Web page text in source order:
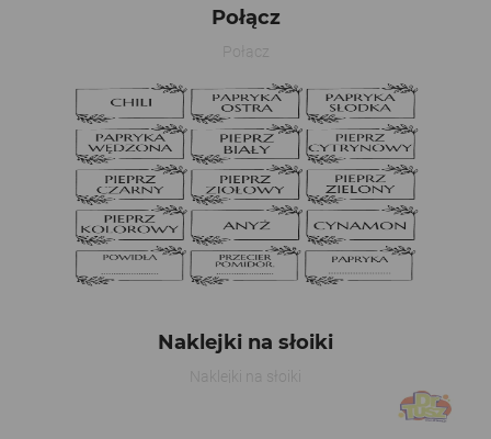
Połącz
Połącz
Naklejki na słoiki
Naklejki na słoiki